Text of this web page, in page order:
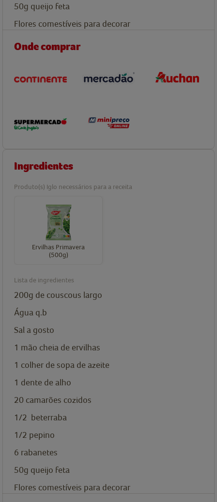
50g queijo feta
Flores comestíveis para decorar
Onde comprar
Ingredientes
Produto(s) Iglo necessários para a receita
Ervilhas Primavera
(500g)
Lista de ingredientes
200g de couscous largo
Água q.b
Sal a gosto
1 mão cheia de ervilhas
1 colher de sopa de azeite
1 dente de alho
20 camarões cozidos
1/2 beterraba
1/2 pepino
6 rabanetes
50g queijo feta
Flores comestíveis para decorar